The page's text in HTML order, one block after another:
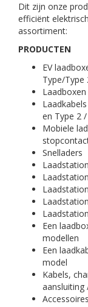
Dit zijn onze
efficiënt
assortiment:
PRODUCTEN
EV
Type/Type
en Type 2
Mobiele
Snelladers
Een
modellen
Een
model
Kabels,
aansluiting